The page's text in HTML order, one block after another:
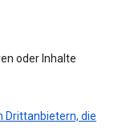
oder Inhalte
Drittanbietern, die